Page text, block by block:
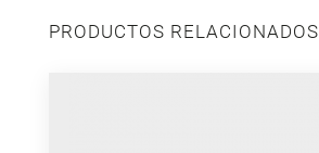
PRODUCTOS RELACIONADOS